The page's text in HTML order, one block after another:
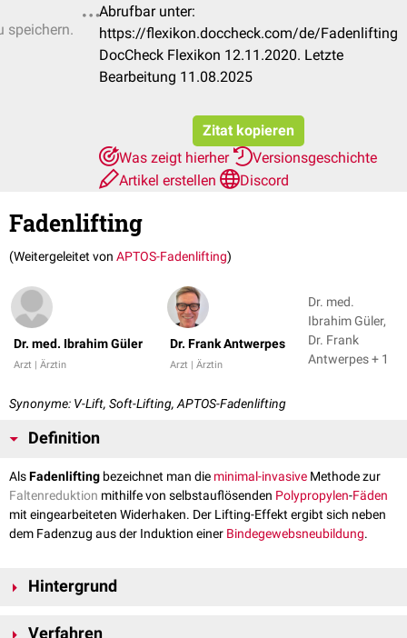
speichern.
Abrufbar unter:
https://flexikon.doccheck.com/de/Fadenlifting
DocCheck Flexikon 12.11.2020. Letzte
Bearbeitung 11.08.2025
Zitat kopieren
Was zeigt hierher
Versionsgeschichte
Artikel erstellen
Discord
Fadenlifting
(Weitergeleitet von APTOS-Fadenlifting)
Dr. med. Ibrahim Güler
Arzt | Ärztin
Dr. Frank Antwerpes
Arzt | Ärztin
Dr. med.
Ibrahim Güler,
Dr. Frank
Antwerpes + 1
Synonyme: V-Lift, Soft-Lifting, APTOS-Fadenlifting
Definition
AlsFadenlifting bezeichnet man die minimal-invasive Methode zur
Faltenreduktion mithilfe von selbstauflösenden Polypropylen-Fäden
mit eingearbeiteten Widerhaken. Der Lifting-Effekt ergibt sich neben
dem Fadenzug aus der Induktion einer Bindegewebsneubildung.
Hintergrund
erschlaffte Haut zu straffen. Das Fadenlifting stellt diesbezüglich eine
Verfahren